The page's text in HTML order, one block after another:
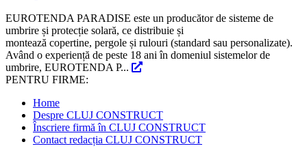
EUROTENDA PARADISE este un producător de sisteme de
umbrire și protecție solară, ce distribuie și
montează copertine, pergole și rulouri (standard sau personalizate).
Având o experiență de peste 18 ani în domeniul sistemelor de
umbrire, EUROTENDA P...
PENTRU FIRME:
Home
Despre CLUJ CONSTRUCT
Înscriere firmă în CLUJ CONSTRUCT
Contact redacția CLUJ CONSTRUCT